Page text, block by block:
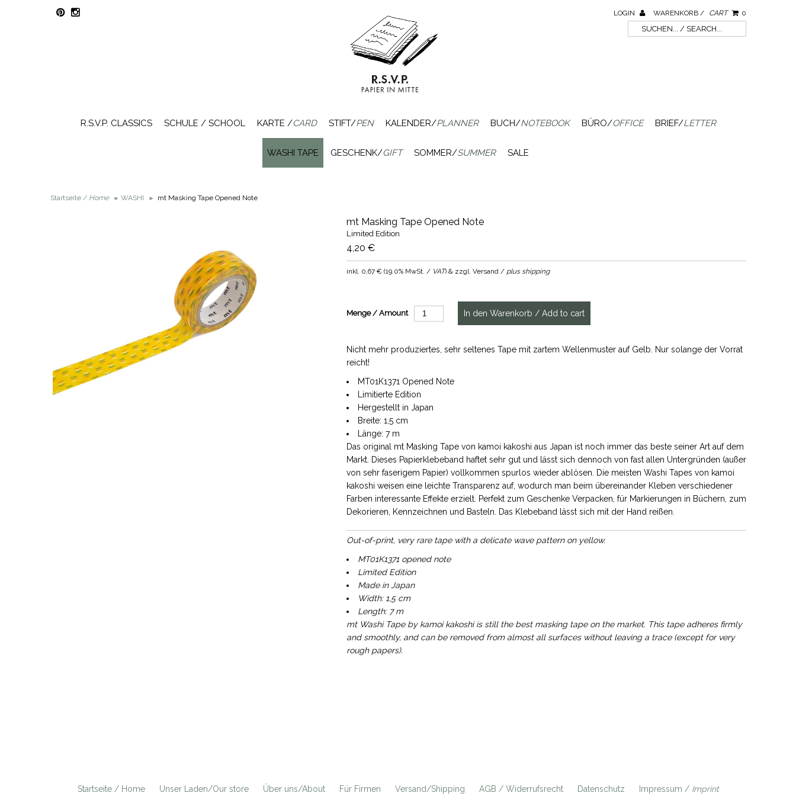
LOGIN WARENKORB / CART 0
R.S.V.P. CLASSICS SCHULE / SCHOOL KARTE /CARD STIFT/PEN KALENDER/PLANNER BUCH/NOTEBOOK BÜRO/OFFICE BRIEF/LETTER
WASHI TAPE GESCHENK/GIFT SOMMER/SUMMER SALE
Startseite / Home » WASHI » mt Masking Tape Opened Note
mt Masking Tape Opened Note
Limited Edition
4,20 €
inkl. 0,67 € (19.0% MwSt. / VAT) & zzgl. Versand / plus shipping
Menge / Amount
Nicht mehr produziertes, sehr seltenes Tape mit zartem Wellenmuster auf Gelb. Nur solange der Vorrat
reicht!
MT01K1371 Opened Note
Limitierte Edition
Hergestellt in Japan
Breite: 1,5 cm
Länge: 7 m
Das original mt Masking Tape von kamoi kakoshi aus Japan ist noch immer das beste seiner Art auf dem
Markt. Dieses Papierklebeband haftet sehr gut und lässt sich dennoch von fast allen Untergründen (außer
von sehr faserigem Papier) vollkommen spurlos wieder ablösen. Die meisten Washi Tapes von kamoi
kakoshi weisen eine leichte Transparenz auf, wodurch man beim übereinander Kleben verschiedener
Farben interessante Effekte erzielt. Perfekt zum Geschenke Verpacken, für Markierungen in Büchern, zum
Dekorieren, Kennzeichnen und Basteln. Das Klebeband lässt sich mit der Hand reißen.
Out-of-print, very rare tape with a delicate wave pattern on yellow.
MT01K1371 opened note
Limited Edition
Made in Japan
Width: 1,5 cm
Length: 7 m
mt Washi Tape by kamoi kakoshi is still the best masking tape on the market. This tape adheres firmly
and smoothly, and can be removed from almost all surfaces without leaving a trace (except for very
rough papers).
Startseite / Home Unser Laden/Our store Über uns/About Für Firmen Versand/Shipping AGB / Widerrufsrecht Datenschutz Impressum / Imprint